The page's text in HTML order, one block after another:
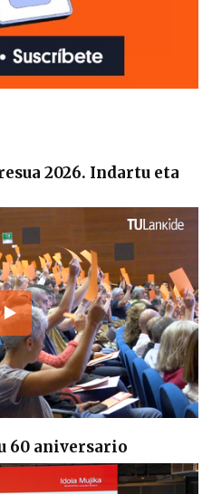
2026. Indartu eta
60 aniversario